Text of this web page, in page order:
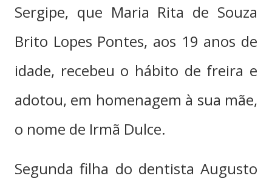
Sergipe, que Maria Rita de Souza
Brito Lopes Pontes, aos 19 anos de
idade, recebeu o hábito de freira e
adotou, em homenagem à sua mãe,
o nome de Irmã Dulce.
Segunda filha do dentista Augusto